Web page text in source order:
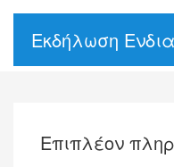
Εκδήλωση
Επιπλέον